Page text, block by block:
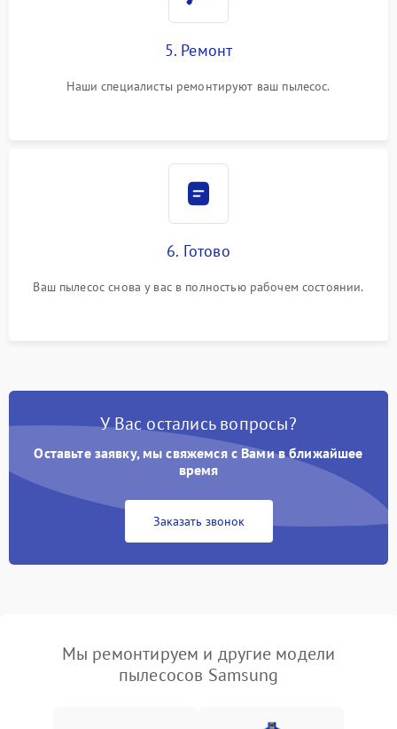
5. Ремонт
Наши специалисты ремонтируют ваш пылесос.
6. Готово
Ваш пылесос снова у вас в полностью рабочем состоянии.
У Вас остались вопросы?
Оставьте заявку, мы свяжемся с Вами в ближайшее
время
Заказать звонок
Мы ремонтируем и другие модели
пылесосов Samsung